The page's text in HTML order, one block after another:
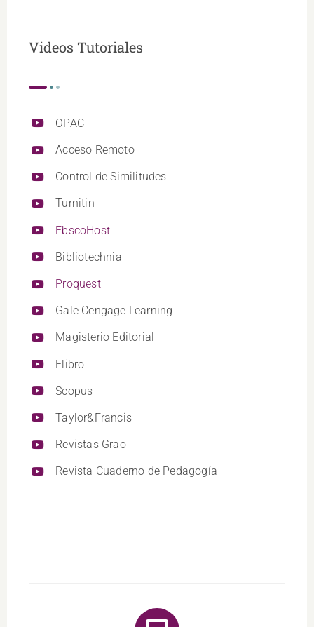
Videos Tutoriales
OPAC
Acceso Remoto
Control de Similitudes
Turnitin
EbscoHost
Bibliotechnia
Proquest
Gale Cengage Learning
Magisterio Editorial
Elibro
Scopus
Taylor&Francis
Revistas Grao
Revista Cuaderno de Pedagogía